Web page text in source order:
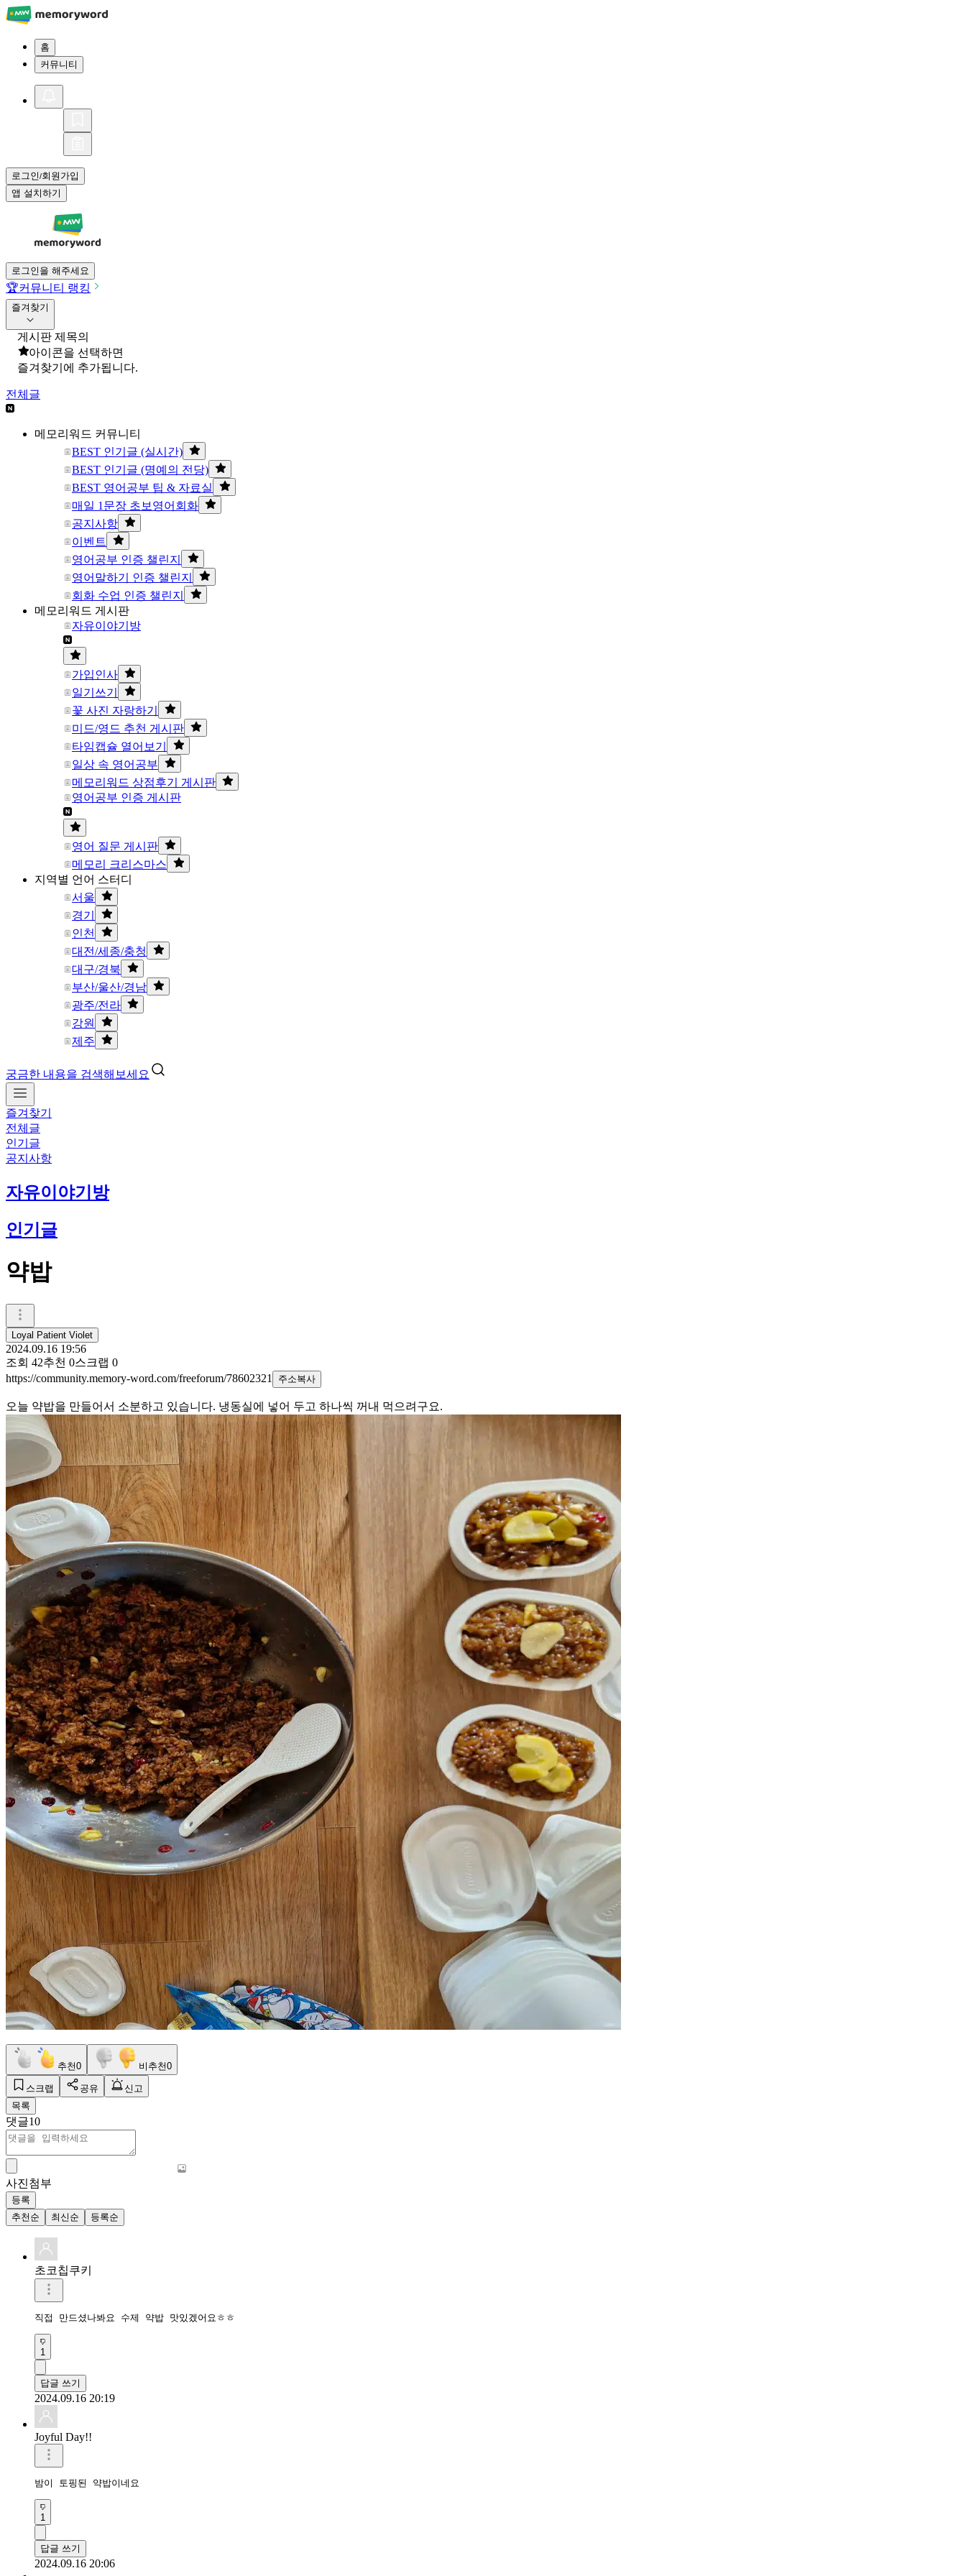
홈
커뮤니티
로그인/회원가입
앱 설치하기
로그인을 해주세요
🏆커뮤니티 랭킹
즐겨찾기
게시판 제목의
아이콘을 선택하면
즐겨찾기에 추가됩니다.
전체글
메모리워드 커뮤니티
BEST 인기글 (실시간)
BEST 인기글 (명예의 전당)
BEST 영어공부 팁 & 자료실
매일 1문장 초보영어회화
공지사항
이벤트
영어공부 인증 챌린지
영어말하기 인증 챌린지
회화 수업 인증 챌린지
메모리워드 게시판
자유이야기방
가입인사
일기쓰기
꽃 사진 자랑하기
미드/영드 추천 게시판
타임캡슐 열어보기
일상 속 영어공부
메모리워드 상점후기 게시판
영어공부 인증 게시판
영어 질문 게시판
메모리 크리스마스
지역별 언어 스터디
서울
경기
인천
대전/세종/충청
대구/경북
부산/울산/경남
광주/전라
강원
제주
궁금한 내용을 검색해보세요
즐겨찾기
전체글
인기글
공지사항
자유이야기방
인기글
약밥
Loyal Patient Violet
2024.09.16 19:56
조회 42추천 0스크랩 0
https://community.memory-word.com/freeforum/78602321
주소복사
오늘 약밥을 만들어서 소분하고 있습니다. 냉동실에 넣어 두고 하나씩 꺼내 먹으려구요.
추천0 비추천0
스크랩 공유
신고
목록
댓글10
사진첨부
등록
추천순
최신순 등록순
초코칩쿠키
직접 만드셨나봐요 수제 약밥 맛있겠어요ㅎㅎ
1
답글 쓰기
2024.09.16 20:19
Joyful Day!!
밤이 토핑된 약밥이네요
1
답글 쓰기
2024.09.16 20:06